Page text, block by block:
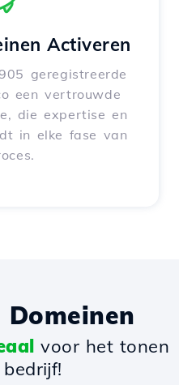
Activeren
geregistreerde
een vertrouwde
die expertise en
in elke fase van
voor het tonen